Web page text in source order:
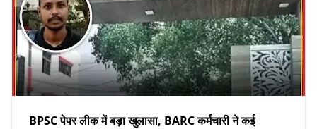
BPSC पेपर लीक में बड़ा खुलासा, BARC कर्मचारी ने कई